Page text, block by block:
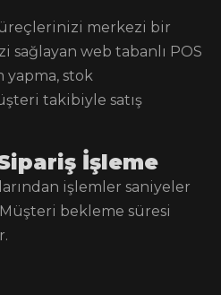
merkezi bir
web tabanlı POS
yapma, stok
takibiyle satış
İşleme
işlemler saniyeler
bekleme süresi